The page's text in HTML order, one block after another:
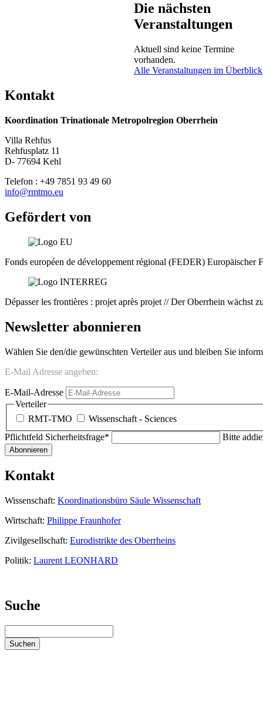
Die nächsten
Veranstaltungen
Aktuell sind keine Termine
vorhanden.
Alle Veranstaltungen im Überblick
Kontakt
Koordination Trinationale Metropolregion Oberrhein
Villa Rehfus
Rehfusplatz 11
D- 77694 Kehl
Telefon : +49 7851 93 49 60
info@rmtmo.eu
Gefördert von
Fonds européen de développement régional (FEDER)
Dépasser les frontières : projet après projet // Der Oberrhein wächst
Newsletter abonnieren
Wählen Sie den/die gewünschten Verteiler aus und bleiben Sie
E-Mail Adresse angeben:
E-Mail-Adresse
Verteiler
RMT-TMO
Wissenschaft - Sciences
Pflichtfeld Sicherheitsfrage* Bitte
Abonnieren
Kontakt
Wissenschaft: Koordinationsbüro Säule Wissenschaft
Wirtschaft: Philippe Fraunhofer
Zivilgesellschaft: Eurodistrikte des Oberrheins
Politik: Laurent LEONHARD
Suche
Suchen